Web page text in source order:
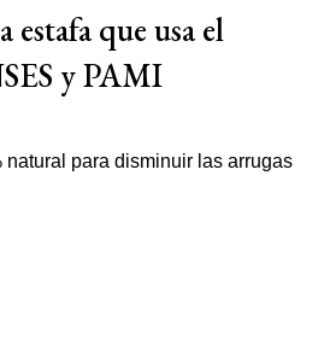
que usa el
y PAMI